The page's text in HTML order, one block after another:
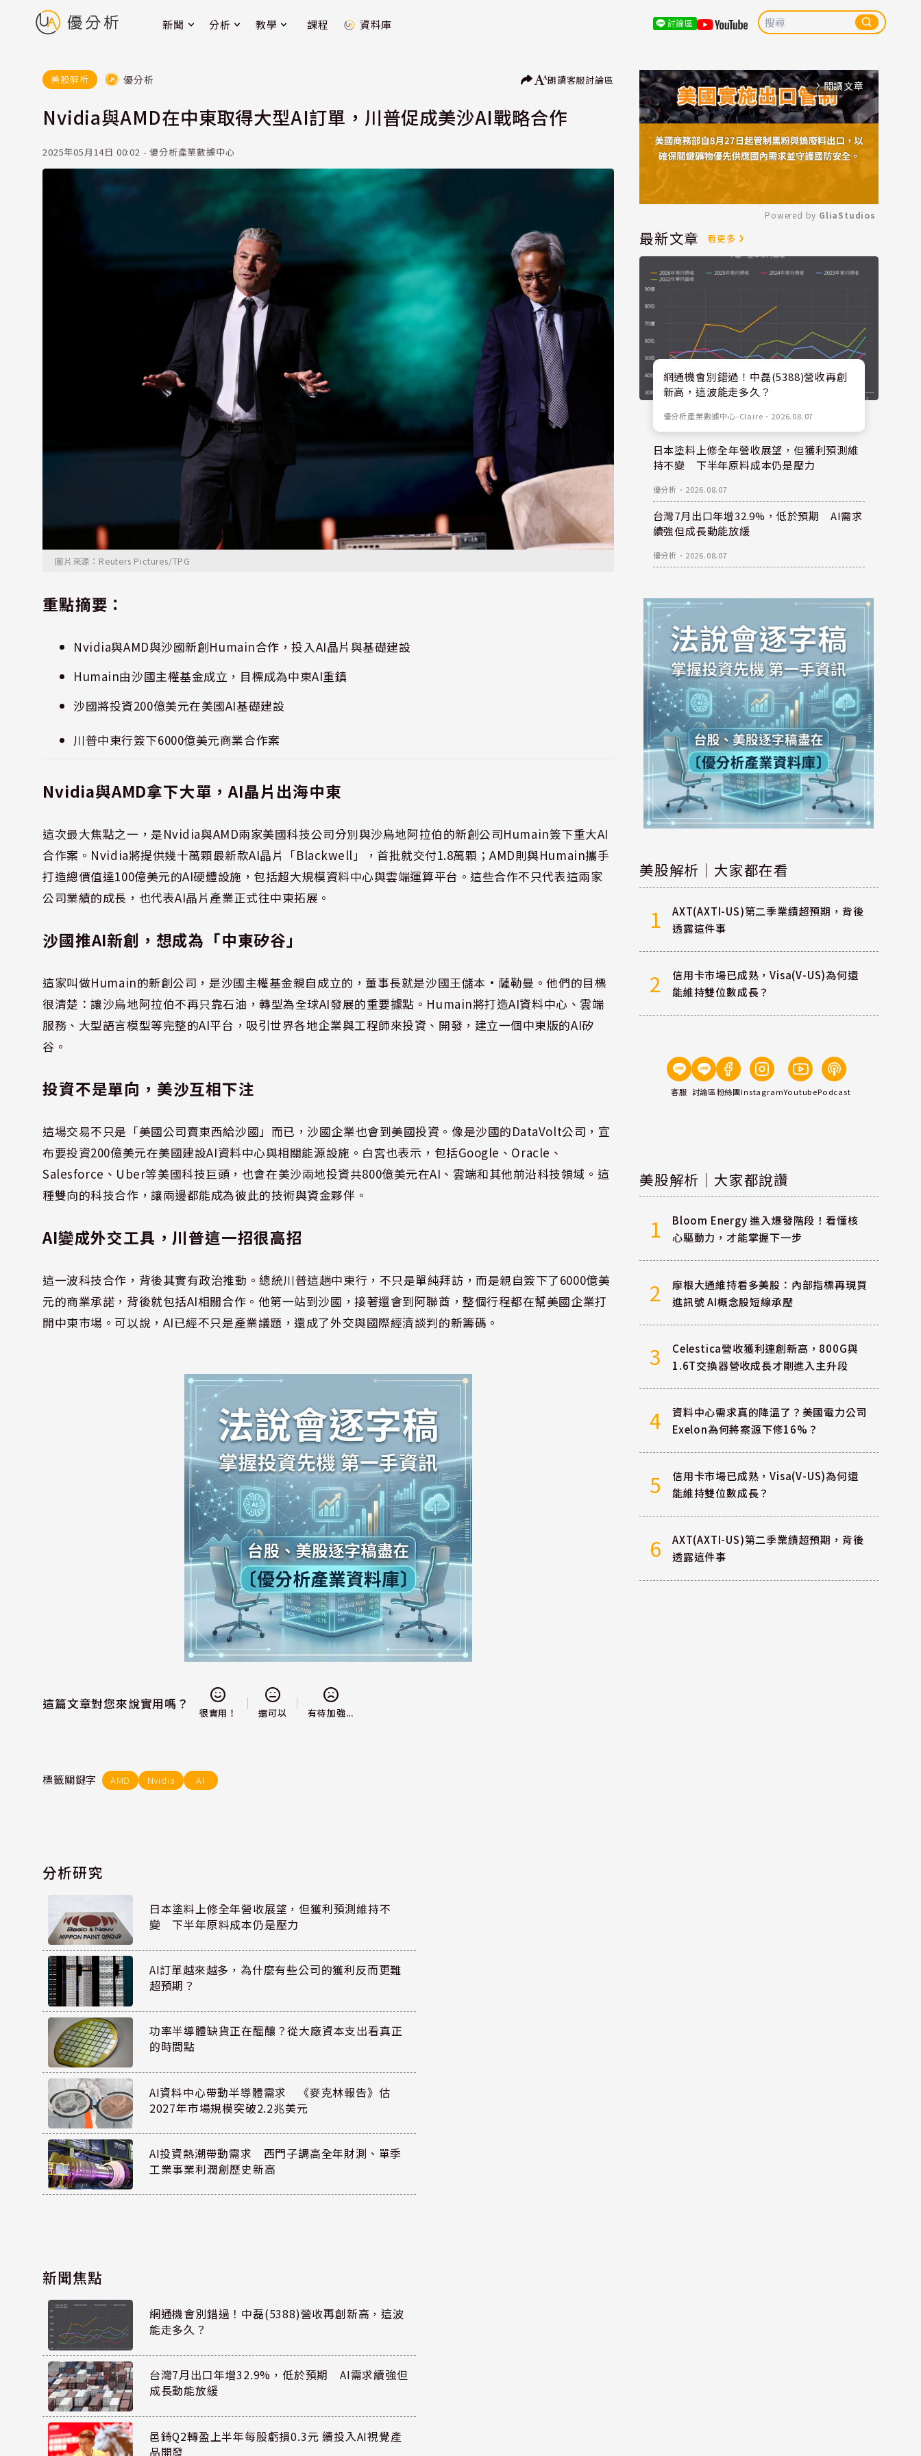
新聞 分析 教學 課程 資料庫 討論區
美股解析 優分析 朗讀客服討論區
Nvidia與AMD在中東取得大型AI訂單，川普促成美沙AI戰略合作
2025年05月14日 00:02 - 優分析產業數據中心
圖片來源：Reuters Pictures/TPG
重點摘要：
Nvidia與AMD與沙國新創Humain合作，投入AI晶片與基礎建設
Humain由沙國主權基金成立，目標成為中東AI重鎮
沙國將投資200億美元在美國AI基礎建設
川普中東行簽下6000億美元商業合作案
Nvidia與AMD拿下大單，AI晶片出海中東
這次最大焦點之一，是Nvidia與AMD兩家美國科技公司分別與沙烏地阿拉伯的新創公司Humain簽下重大AI
合作案。Nvidia將提供幾十萬顆最新款AI晶片「Blackwell」，首批就交付1.8萬顆；AMD則與Humain攜手
打造總價值達100億美元的AI硬體設施，包括超大規模資料中心與雲端運算平台。這些合作不只代表這兩家
公司業績的成長，也代表AI晶片產業正式往中東拓展。
沙國推AI新創，想成為「中東矽谷」
這家叫做Humain的新創公司，是沙國主權基金親自成立的，董事長就是沙國王儲本·薩勒曼。他們的目標
很清楚：讓沙烏地阿拉伯不再只靠石油，轉型為全球AI發展的重要據點。Humain將打造AI資料中心、雲端
服務、大型語言模型等完整的AI平台，吸引世界各地企業與工程師來投資、開發，建立一個中東版的AI矽
谷。
投資不是單向，美沙互相下注
這場交易不只是「美國公司賣東西給沙國」而已，沙國企業也會到美國投資。像是沙國的DataVolt公司，宣
布要投資200億美元在美國建設AI資料中心與相關能源設施。白宮也表示，包括Google、Oracle、
Salesforce、Uber等美國科技巨頭，也會在美沙兩地投資共800億美元在AI、雲端和其他前沿科技領域。這
種雙向的科技合作，讓兩邊都能成為彼此的技術與資金夥伴。
AI變成外交工具，川普這一招很高招
這一波科技合作，背後其實有政治推動。總統川普這趟中東行，不只是單純拜訪，而是親自簽下了6000億美
元的商業承諾，背後就包括AI相關合作。他第一站到沙國，接著還會到阿聯酋，整個行程都在幫美國企業打
開中東市場。可以說，AI已經不只是產業議題，還成了外交與國際經濟談判的新籌碼。
這篇文章對您來說實用嗎？
很實用！ 還可以 有待加強...
標籤關鍵字 AMD Nvidia AI
分析研究
日本塗料上修全年營收展望，但獲利預測維持不
變 下半年原料成本仍是壓力
AI訂單越來越多，為什麼有些公司的獲利反而更難
超預期？
功率半導體缺貨正在醞釀？從大廠資本支出看真正
的時間點
AI資料中心帶動半導體需求 《麥克林報告》估
2027年市場規模突破2.2兆美元
AI投資熱潮帶動需求 西門子調高全年財測、單季
工業事業利潤創歷史新高
新聞焦點
網通機會別錯過！中磊(5388)營收再創新高，這波
能走多久？
台灣7月出口年增32.9%，低於預期 AI需求續強但
成長動能放緩
邑錡Q2轉盈上半年每股虧損0.3元 續投入AI視覺產
品開發
arrow_forward_ios 閱讀文章
Mute
Powered by GliaStudios
最新文章 看更多
網通機會別錯過！中磊(5388)營收再創
新高，這波能走多久？
優分析產業數據中心-Claire ． 2026.08.07
日本塗料上修全年營收展望，但獲利預測維
持不變 下半年原料成本仍是壓力
優分析 ． 2026.08.07
台灣7月出口年增32.9%，低於預期 AI需求
續強但成長動能放緩
優分析 ． 2026.08.07
美股解析｜大家都在看
1
AXT(AXTI-US)第二季業績超預期，背後
透露這件事
2
信用卡市場已成熟，Visa(V-US)為何還
能維持雙位數成長？
客服 討論區粉絲團InstagramYoutubePodcast
美股解析｜大家都說讚
1
Bloom Energy 進入爆發階段！看懂核
心驅動力，才能掌握下一步
2
摩根大通維持看多美股：內部指標再現買
進訊號 AI概念股短線承壓
3
Celestica營收獲利連創新高，800G與
1.6T交換器營收成長才剛進入主升段
4
資料中心需求真的降溫了？美國電力公司
Exelon為何將案源下修16%？
5
信用卡市場已成熟，Visa(V-US)為何還
能維持雙位數成長？
6
AXT(AXTI-US)第二季業績超預期，背後
透露這件事